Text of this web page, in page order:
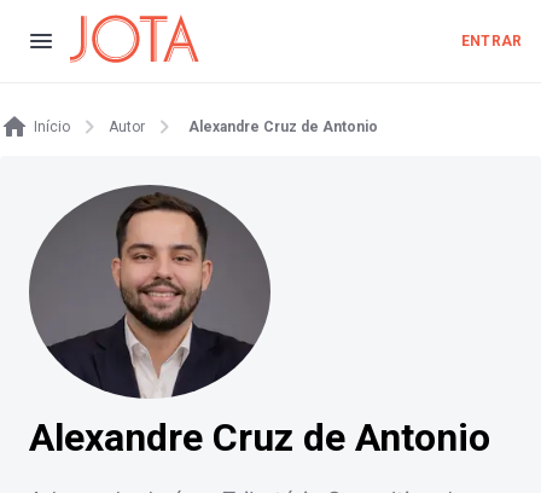
ENTRAR
Início Autor Alexandre Cruz de Antonio
Alexandre Cruz de Antonio